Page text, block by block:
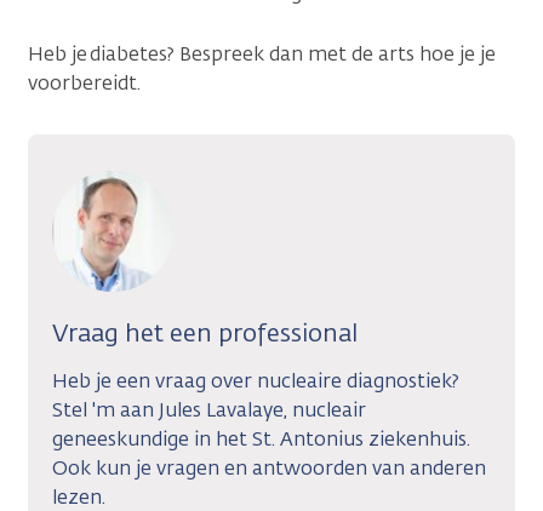
Heb je diabetes? Bespreek dan met de arts hoe je je
voorbereidt.
Vraag het een professional
Heb je een vraag over nucleaire diagnostiek?
Stel 'm aan Jules Lavalaye, nucleair
geneeskundige in het St. Antonius ziekenhuis.
Ook kun je vragen en antwoorden van anderen
lezen.